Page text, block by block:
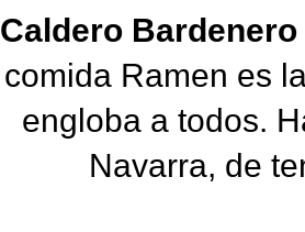
Caldero
comida Ramen es
engloba a todos.
Navarra, de